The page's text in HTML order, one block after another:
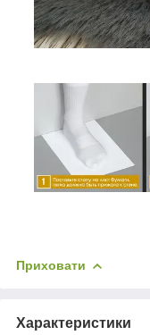
Приховати
Характеристики